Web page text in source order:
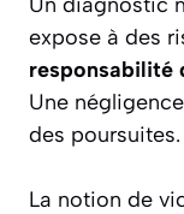
expose à des
responsabilité
Une
des poursuites.
La notion de